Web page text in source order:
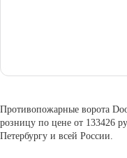
Противопожарные ворота
розницу по цене от 133426
Петербургу и всей России.